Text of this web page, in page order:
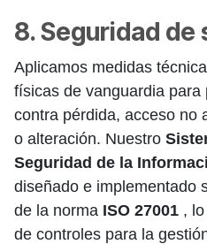
8. Seguridad de
Aplicamos medidas
físicas de vanguardia para
contra pérdida, acceso no
o alteración. Nuestro
Seguridad de la
diseñado e implementado
de la norma ISO 27001 ,
de controles para la